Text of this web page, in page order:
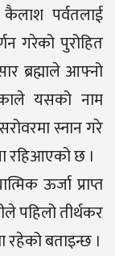
कैलाश पर्वतलाई
गरेको पुरोहित
ब्रह्माले आफ्नो
यसको नाम
स्नान गरे
रहिआएको छ ।
ऊर्जा प्राप्त
पहिलो तीर्थकर
रहेको बताइन्छ ।